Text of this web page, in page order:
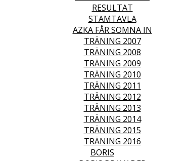
RESULTAT
STAMTAVLA
AZKA FÅR SOMNA IN
TRÄNING 2007
TRÄNING 2008
TRÄNING 2009
TRÄNING 2010
TRÄNING 2011
TRÄNING 2012
TRÄNING 2013
TRÄNING 2014
TRÄNING 2015
TRÄNING 2016
BORIS